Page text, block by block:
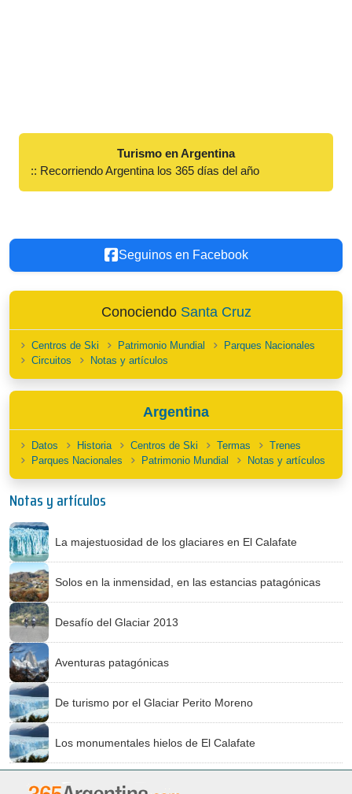
Turismo en Argentina
:: Recorriendo Argentina los 365 días del año
Seguinos en Facebook
Conociendo Santa Cruz
Centros de Ski Patrimonio Mundial
Parques Nacionales
Circuitos
Notas y artículos
Argentina
Datos Historia Centros de Ski Termas
Trenes
Parques Nacionales
Patrimonio Mundial Notas y artículos
Notas y artículos
La majestuosidad de los glaciares en El Calafate
Solos en la inmensidad, en las estancias patagónicas
Desafío del Glaciar 2013
Aventuras patagónicas
De turismo por el Glaciar Perito Moreno
Los monumentales hielos de El Calafate